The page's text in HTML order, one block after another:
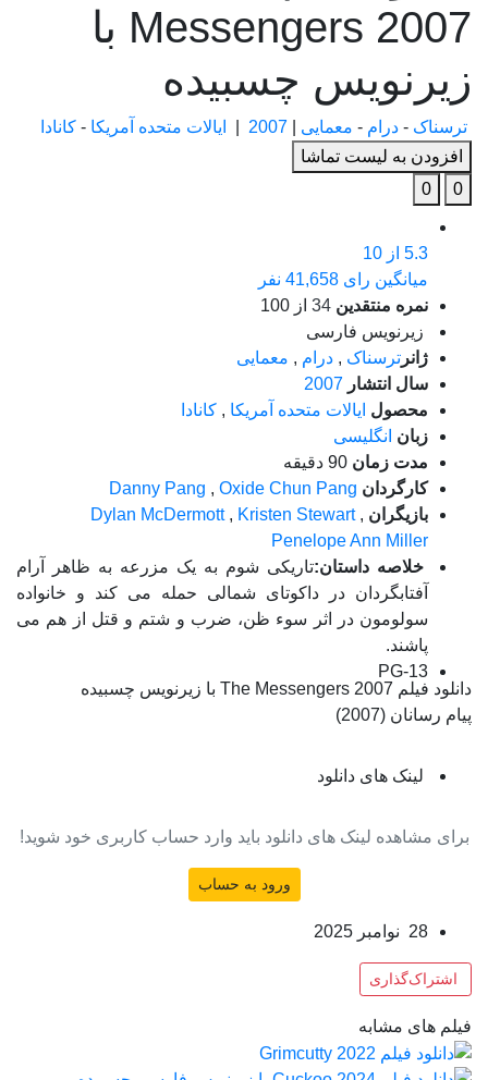
Messengers 2007 با
زیرنویس چسبیده
ترسناک - درام - معمایی 2007 ایالات متحده آمریکا - کانادا
افزودن به لیست تماشا
0
0
5.3 از 10
میانگین رای 41,658 نفر
نمره منتقدین 34 از 100
زیرنویس فارسی
ژانر ترسناک , درام , معمایی
سال انتشار 2007
محصول ایالات متحده آمریکا , کانادا
زبان انگلیسی
مدت زمان 90 دقیقه
کارگردان
Danny Pang , Oxide Chun Pang
بازیگران
Dylan McDermott, Kristen Stewart,
Penelope Ann Miller
خلاصه داستان:تاریکی شوم به یک مزرعه به ظاهر آرام
آفتابگردان در داکوتای شمالی حمله می کند و خانواده
سولومون در اثر سوء ظن، ضرب و شتم و قتل از هم می
پاشند.
PG-13
دانلود فیلم The Messengers 2007 با زیرنویس چسبیده
پیام رسانان (2007)
لینک های دانلود
برای مشاهده لینک های دانلود باید وارد حساب کاربری خود شوید!
ورود به حساب
28 نوامبر 2025
اشتراک‌گذاری
فیلم های مشابه